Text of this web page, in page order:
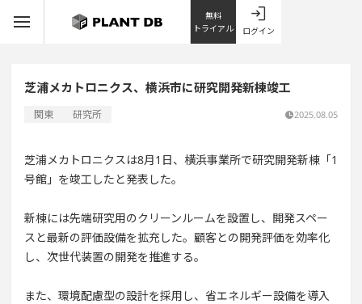
無料
トライアル
ログイン
芝浦メカトロニクス、横浜市に研究開発新棟竣工
関東 研究所 2025.08.05
芝浦メカトロニクスは8月1日、横浜事業所で研究開発新棟「1
号館」を竣工したと発表した。
新棟には先端研究用のクリーンルームを設置し、開発スペー
スと最新の評価設備を拡充した。顧客との開発評価を効率化
し、次世代装置の開発を推進する。
また、環境配慮型の設計を採用し、省エネルギー設備を導入